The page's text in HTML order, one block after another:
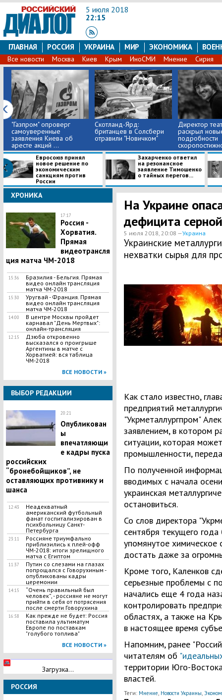
5 июля 2018
22:15
ГЛАВНАЯ РОССИЯ УКРАИНА МИР ЭКОНОМИКА
Все новости Москва Киев Крым ИноСМИ Мнение Сирия
"Газпром" опроверг
самоуверенные
заявления Киева об
аресте акций ...
Скотланд-Ярд:
британцев в Солсбери
отравили "Новичком"
Директор
раскрыл
подробности
Евросоюз принял
новое решение по
экономическим
санкциям против
России
Захарченко ответил
на резонансное
заявление Тимошенко
о тайных перегов...
ХРОНИКА
17:17
Россия -
Хорватия.
Прямая
видеотрансля
ция матча ЧМ-2018
15:36
Бразилия - Бельгия. Прямая
видео онлайн трансляция
матча ЧМ-2018
15:30
Уругвай - Франция. Прямая
видео онлайн трансляция
матча ЧМ-2018
14:00
В центре Москвы пройдет
карнавал "День Мертвых":
онлайн-трансляция
12:15
Дзюба откровенно
высказался о проигрыше
Аргентины в матче с
Хорватией: вся таблица
ЧМ-2018
ВСЕ НОВОСТИ »
ВЫБОР РЕДАКЦИИ
20:21
Опубликован
ы
впечатляющи
е кадры пуска
российских
“бронебойщиков”, не
оставляющих противнику и
шанса
12:43
Неадекватный
американский футбольный
фанат госпитализирован в
психбольницу Санкт-
Петербурга
23:11
Россияне триумфально
приблизились к плей-офф
ЧМ-2018: итоги зрелищного
матча с Египтом
11:37
Путин со слезами на глазах
попрощался с Говорухиным -
опубликованы кадры
церемонии
14:15
​“Очень правильный был
человек”, - россияне не могут
прийти в себя от потрясения
после смерти Говорухина
16:58
Как прежде не будет: Россия
поставила ультиматум
Европе по поставкам
"голубого топлива"
ВСЕ НОВОСТИ »
Загрузка...
РОССИЯ
На Украине
дефицита
5 июля 2018, 20:08 —Украина
Украинские
нехватки сырья для
Как стало известно,
предприятий
"Укрметаллургпром"
заявлением, в котором
ситуации, которая
промышленности,
По полученной
вводимых с начала
украинская
остановиться.
Со слов директора
сентября текущего
упомянутое
достать даже за
Кроме того, Каленков
серьезные проблемы с
начались еще 4 года
контролировать
областях, а также на
в настоящее время
Напомним, ранее
читателям об
территории Юго-
властей.
Теги: Мнение, Новости Украины,